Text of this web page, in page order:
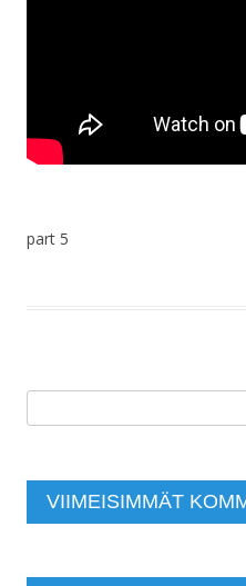
part 5
VIIMEISIMMÄT